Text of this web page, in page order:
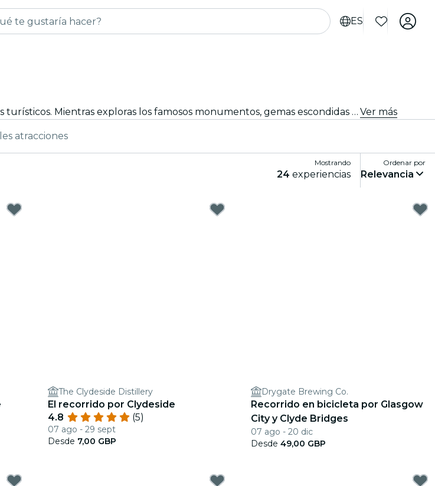
ES
Experimenta Glasgow como nunca antes con tours por la ciudad y paquetes turísticos. Mientras exploras los famosos monumentos, gemas escondidas y puntos de interés locales de Glasgow, descubrirás las historias que dan vida a la ciudad. Ver más
atracciones
Mostrando
24 experiencias
Ordenar por
Relevancia
The Clydeside Distillery
El recorrido por Clydeside
4.8
(5)
07 ago - 29 sept
Desde 7,00 GBP
Drygate Brewing Co.
Recorrido en bicicleta por Glasgow
City y Clyde Bridges
07 ago - 20 dic
Desde 49,00 GBP